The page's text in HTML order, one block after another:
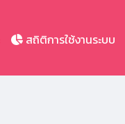
สถิติการใช้งานระบบ